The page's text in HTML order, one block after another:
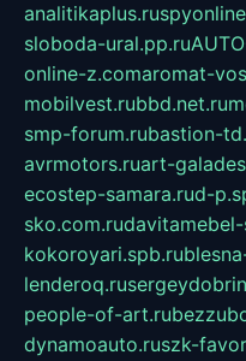
analitikaplus.ru
sloboda-ural.pp.ru
online-z.comaromat-
mobilvest.rubbd.net.ru
smp-forum.rubastion-
avrmotors.ruart-
ecostep-samara.rud-
sko.com.ru
kokoroyari.spb.ru
lenderoq.ru
people-of-art.ru
dynamoauto.ruszk-